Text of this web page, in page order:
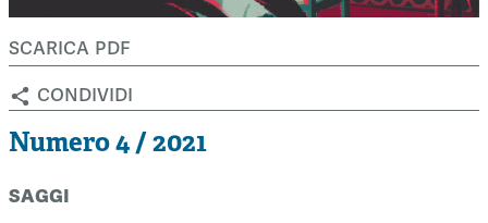
Autori
Archivio
Argomenti
Autori
Argomenti
Workshop Impresa Sociale 2021
Impresa sociale e democrazia
Contatti
Sostienici
scarica pdf
condividi
Numero 4 / 2021
saggi